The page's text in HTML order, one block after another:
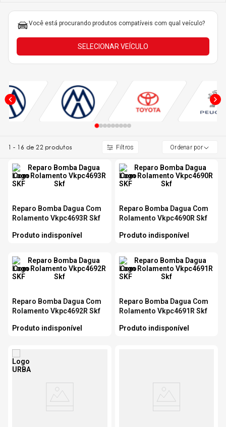
Você está procurando produtos compatíveis com qual veículo?
SELECIONAR VEÍCULO
1 - 16 de22produtos Ordenar por
Reparo Bomba Dagua Com
Rolamento Vkpc4693R Skf
Produto indisponível
Reparo Bomba Dagua Com
Rolamento Vkpc4690R Skf
Produto indisponível
Reparo Bomba Dagua Com
Rolamento Vkpc4692R Skf
Produto indisponível
Reparo Bomba Dagua Com
Rolamento Vkpc4691R Skf
Produto indisponível
º 185 60r15
10º Pneu